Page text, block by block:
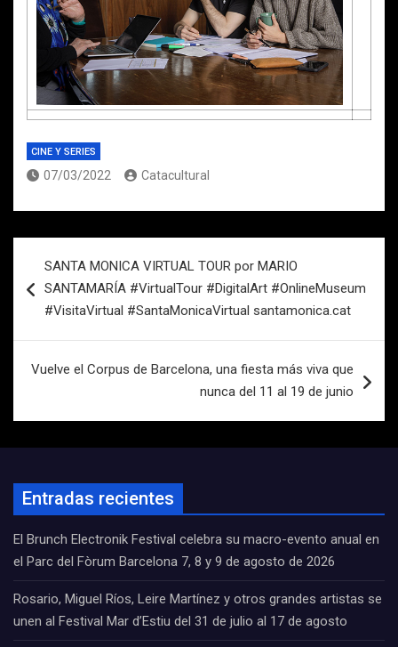
CINE Y SERIES
07/03/2022 Catacultural
de
entradas
SANTA MONICA VIRTUAL TOUR por MARIO
SANTAMARÍA #VirtualTour #DigitalArt #OnlineMuseum
#VisitaVirtual #SantaMonicaVirtual santamonica.cat
Vuelve el Corpus de Barcelona, una fiesta más viva que
nunca del 11 al 19 de junio
Entradas recientes
El Brunch Electronik Festival celebra su macro-evento anual en
el Parc del Fòrum Barcelona 7, 8 y 9 de agosto de 2026
Rosario, Miguel Ríos, Leire Martínez y otros grandes artistas se
unen al Festival Mar d’Estiu del 31 de julio al 17 de agosto